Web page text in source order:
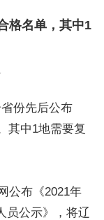
格名单，其中1
份先后公布
其中1地需要复
公布《2021年
员公示》，将辽